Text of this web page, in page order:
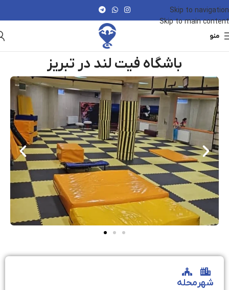
Skip to navigation
Skip to main content
منو
باشگاه فیت لند در تبریز
شهرمحله